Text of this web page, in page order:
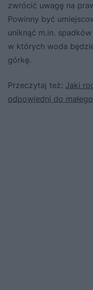
zwrócić uwagę na
Powinny być
uniknąć m.in.
w których woda
górkę.
Przeczytaj też: Jaki
odpowiedni do